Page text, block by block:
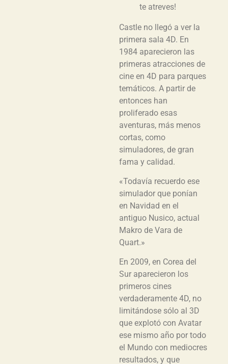
te atreves!
Castle no llegó a ver la
primera sala 4D. En
1984 aparecieron las
primeras atracciones de
cine en 4D para parques
temáticos. A partir de
entonces han
proliferado esas
aventuras, más menos
cortas, como
simuladores, de gran
fama y calidad.
«Todavía recuerdo ese
simulador que ponían
en Navidad en el
antiguo Nusico, actual
Makro de Vara de
Quart.»
En 2009, en Corea del
Sur aparecieron los
primeros cines
verdaderamente 4D, no
limitándose sólo al 3D
que explotó con Avatar
ese mismo año por todo
el Mundo con mediocres
resultados, y que